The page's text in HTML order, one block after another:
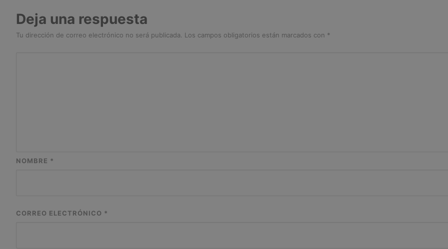
Deja una respuesta
Tu dirección de correo electrónico no será publicada. Los campos obligatorios están marcados con *
NOMBRE *
CORREO ELECTRÓNICO *